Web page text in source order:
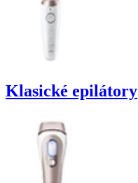
Klasické epilátory